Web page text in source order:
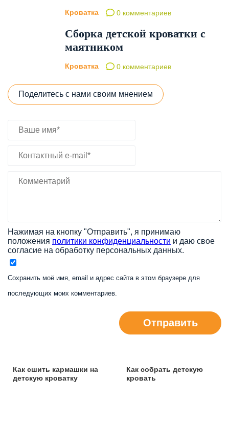
Кроватка 0 комментариев
Сборка детской кроватки с
маятником
Кроватка 0 комментариев
Поделитесь с нами своим мнением
Нажимая на кнопку "Отправить", я принимаю
положения политики конфиденциальности и даю свое
согласие на обработку персональных данных.
Сохранить моё имя, email и адрес сайта в этом браузере для
последующих моих комментариев.
Отправить
Как сшить кармашки на
детскую кроватку
Как собрать детскую
кровать